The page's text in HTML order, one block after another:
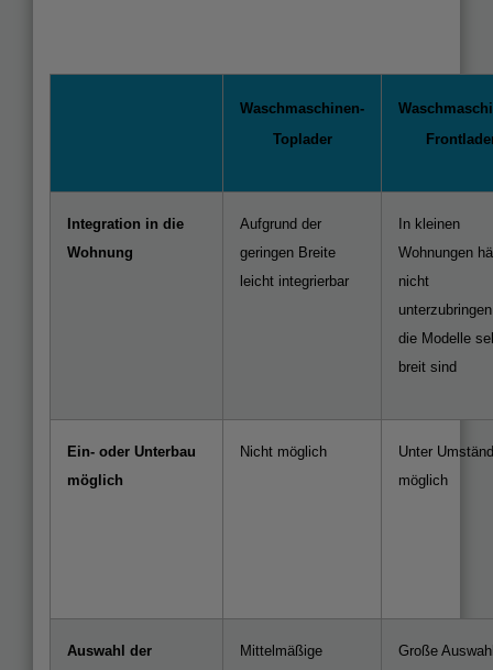
Waschmaschinen-
Toplader
Integration in die
Wohnung
Aufgrund der
geringen Breite
leicht integrierbar
In kleinen
Wohnungen
nicht
die Modelle
breit sind
Ein- oder Unterbau
möglich
Nicht möglich
Unter
möglich
Auswahl der
Mittelmäßige
Große